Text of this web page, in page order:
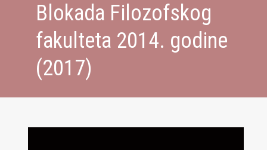
Blokada Filozofskog
fakulteta 2014. godine
(2017)